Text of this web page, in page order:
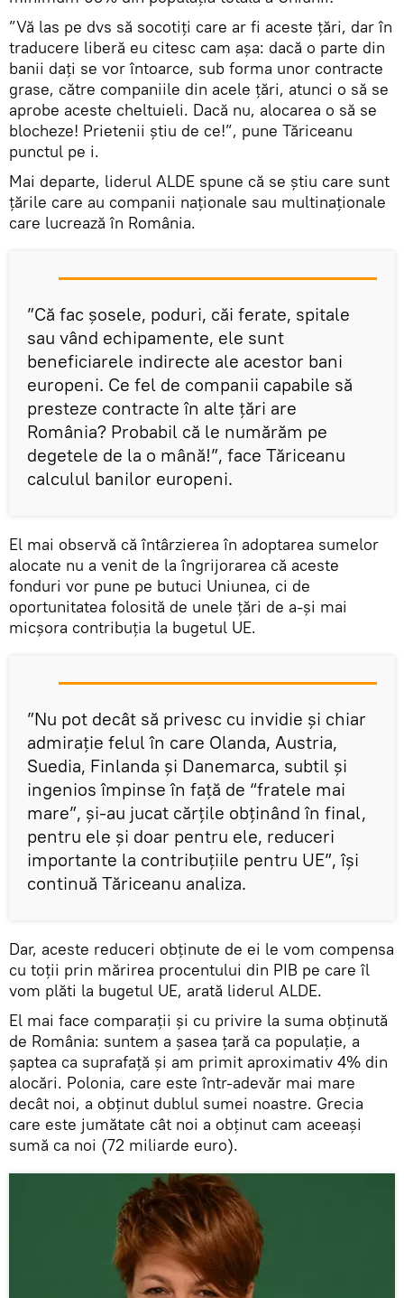
”Vă las pe dvs să socotiţi care ar fi aceste ţări, dar în
traducere liberă eu citesc cam aşa: dacă o parte din
banii daţi se vor întoarce, sub forma unor contracte
grase, către companiile din acele ţări, atunci o să se
aprobe aceste cheltuieli. Dacă nu, alocarea o să se
blocheze! Prietenii ştiu de ce!”, pune Tăriceanu
punctul pe i.
Mai departe, liderul ALDE spune că se știu care sunt
ţările care au companii naţionale sau multinaţionale
care lucrează în România.
”Că fac şosele, poduri, căi ferate, spitale
sau vând echipamente, ele sunt
beneficiarele indirecte ale acestor bani
europeni. Ce fel de companii capabile să
presteze contracte în alte ţări are
România? Probabil că le numărăm pe
degetele de la o mână!”, face Tăriceanu
calculul banilor europeni.
El mai observă că întârzierea în adoptarea sumelor
alocate nu a venit de la îngrijorarea că aceste
fonduri vor pune pe butuci Uniunea, ci de
oportunitatea folosită de unele ţări de a-şi mai
micşora contribuţia la bugetul UE.
”Nu pot decât să privesc cu invidie şi chiar
admiraţie felul în care Olanda, Austria,
Suedia, Finlanda şi Danemarca, subtil şi
ingenios împinse în faţă de “fratele mai
mare”, şi-au jucat cărţile obţinând în final,
pentru ele şi doar pentru ele, reduceri
importante la contribuţiile pentru UE”, își
continuă Tăriceanu analiza.
Dar, aceste reduceri obţinute de ei le vom compensa
cu toţii prin mărirea procentului din PIB pe care îl
vom plăti la bugetul UE, arată liderul ALDE.
El mai face comparații și cu privire la suma obţinută
de România: suntem a şasea ţară ca populaţie, a
şaptea ca suprafaţă şi am primit aproximativ 4% din
alocări. Polonia, care este într-adevăr mai mare
decât noi, a obţinut dublul sumei noastre. Grecia
care este jumătate cât noi a obţinut cam aceeaşi
sumă ca noi (72 miliarde euro).